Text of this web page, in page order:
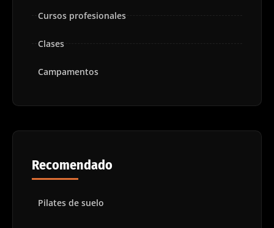
Cursos profesionales
Clases
Campamentos
Recomendado
Pilates de suelo